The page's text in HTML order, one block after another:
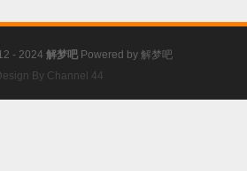
- 2024 解梦吧 Powered by 解梦吧
By Channel 44